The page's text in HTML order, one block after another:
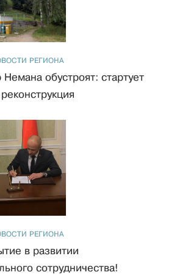
РЕГИОНА
обустроят: стартует
РЕГИОНА
в развитии
сотрудничества!